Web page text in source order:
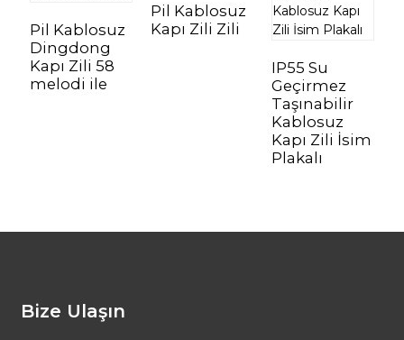
Pil Kablosuz
Dingdong
Kapı Zili 58
melodi ile
Pil Kablosuz
Kapı Zili Zili
IP55 Su
Geçirmez
Taşınabilir
Kablosuz
Kapı Zili İsim
Plakalı
Bize Ulaşın